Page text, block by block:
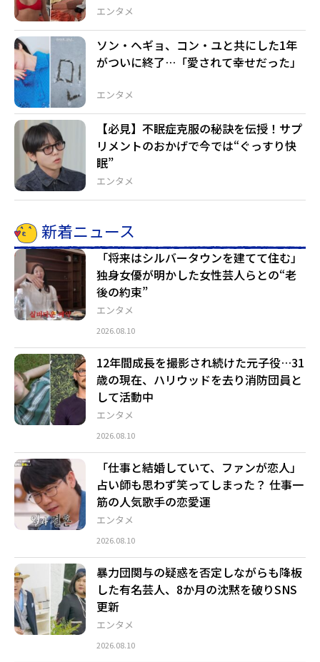
エンタメ
エンタメ
ソン・ヘギョ、コン・ユと共にした1年
がついに終了…「愛されて幸せだった」
エンタメ
【必見】不眠症克服の秘訣を伝授！サプ
リメントのおかげで今では“ぐっすり快
眠”
新着ニュース
エンタメ
「将来はシルバータウンを建てて住む」
独身女優が明かした女性芸人らとの“老
後の約束”
2026.08.10
エンタメ
12年間成長を撮影され続けた元子役…31
歳の現在、ハリウッドを去り消防団員と
して活動中
2026.08.10
エンタメ
「仕事と結婚していて、ファンが恋人」
占い師も思わず笑ってしまった？ 仕事一
筋の人気歌手の恋愛運
2026.08.10
エンタメ
暴力団関与の疑惑を否定しながらも降板
した有名芸人、8か月の沈黙を破りSNS
更新
2026.08.10